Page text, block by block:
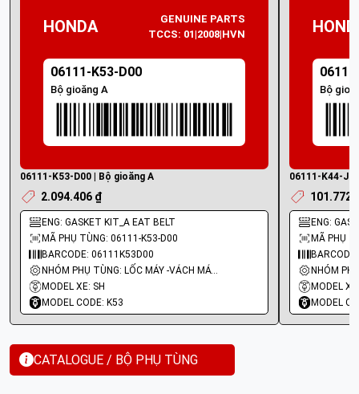
HONDA
GENUINE PARTS
TCCS: 01|2008|HVN
06111-K53-D00
Bộ gioăng A
06111-K53-D00 | Bộ gioăng A
2.094.406 ₫
ENG: GASKET KIT_A EAT BELT
MÃ PHỤ TÙNG: 06111-K53-D00
BARCODE: 06111K53D00
NHÓM PHỤ TÙNG: LỐC MÁY -VÁCH MÁY - GIOĂNG MÁY
MODEL XE: SH
MODEL CODE: K53
Bộ
06111-K44-
101.772
ENG:
MÃ PHỤ
MODEL
MODEL
CATALOGUE / BỘ PHỤ TÙNG